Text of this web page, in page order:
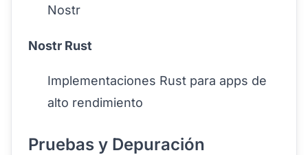
Nostr
Nostr Rust
Implementaciones Rust para apps de
alto rendimiento
Pruebas y Depuración